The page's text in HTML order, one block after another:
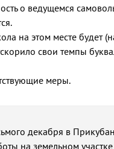
о ведущемся
на этом месте будет
свои темпы
меры.
декабря в
на земельном